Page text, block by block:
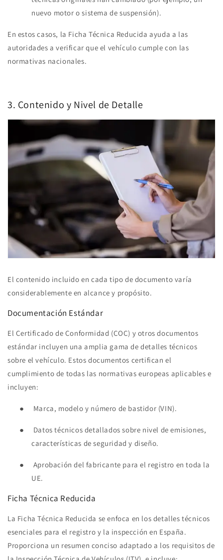
nuevo motor o sistema de suspensión).
En estos casos, la Ficha Técnica Reducida ayuda a las
autoridades a verificar que el vehículo cumple con las
normativas nacionales.
3. Contenido y Nivel de Detalle
El contenido incluido en cada tipo de documento varía
considerablemente en alcance y propósito.
Documentación Estándar
El Certificado de Conformidad (COC) y otros documentos
estándar incluyen una amplia gama de detalles técnicos
sobre el vehículo. Estos documentos certifican el
cumplimiento de todas las normativas europeas aplicables e
incluyen:
● Marca, modelo y número de bastidor (VIN).
●
Datos técnicos detallados sobre nivel de emisiones,
características de seguridad y diseño.
●
Aprobación del fabricante para el registro en toda la
UE.
Ficha Técnica Reducida
La Ficha Técnica Reducida se enfoca en los detalles técnicos
esenciales para el registro y la inspección en España.
Proporciona un resumen conciso adaptado a los requisitos de